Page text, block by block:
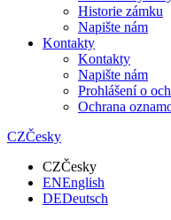
Historie zámku
Napište nám
Kontakty
Kontakty
Napište nám
Prohlášení o
Ochrana
CZČesky
CZČesky
ENEnglish
DEDeutsch